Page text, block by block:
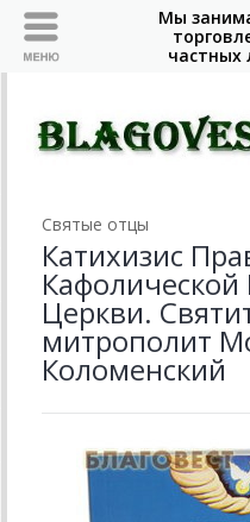
Святые отцы
Катихизис
Кафолической
Церкви.
митрополит
Коломенский